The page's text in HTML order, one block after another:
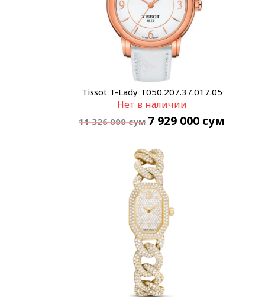
Tissot T-Lady T050.207.37.017.05
Нет в наличии
11 326 000сум 7 929 000 сум